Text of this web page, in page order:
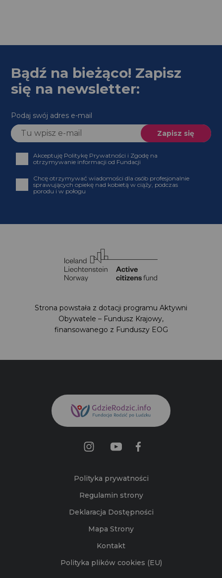
Bądź na bieżąco! Zapisz
się na newsletter:
Podaj swój adres e-mail
Akceptuję Politykę Prywatności i Zgodę na
otrzymywanie informacji od Fundacji
Chcę otrzymywać wiadomości dla osób profesjonalnie
sprawujących opiekę nad kobietą w ciąży, podczas
porodu i w połogu
Strona powstała z dotacji programu Aktywni
Obywatele – Fundusz Krajowy,
finansowanego z Funduszy EOG
Polityka prywatności
Regulamin strony
Deklaracja Dostępności
Mapa Strony
Kontakt
Polityka plików cookies (EU)